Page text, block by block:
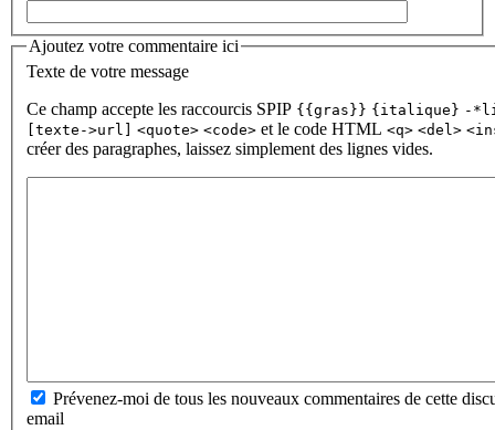
Ajoutez votre commentaire ici
Texte de votre message
Ce champ accepte les raccourcis SPIP {{gras}} {italique} -
[texte->url]
<quote> <code> et le code HTML <q> <del>
créer des paragraphes, laissez simplement des lignes vides.
Prévenez-moi de tous les nouveaux commentaires de cette
email